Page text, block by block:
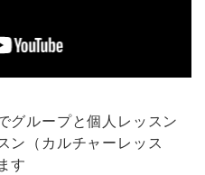
グループと個人レッスン
ン（カルチャーレッス
す